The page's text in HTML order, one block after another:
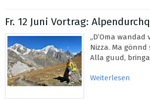
Fr. 12 Juni Vortrag:
„D’Oma
Nizza. Ma gönnd
Alla guud,
Weiterlesen